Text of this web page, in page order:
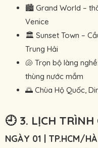
🏙 Grand World –
Venice
🏛 Sunset Town –
Trung Hải
🐚 Trọn bộ làng
thùng nước mắm
🌅 Chùa Hộ Quốc,
🕘 3. LỊCH
NGÀY 01 | TP.HCM/